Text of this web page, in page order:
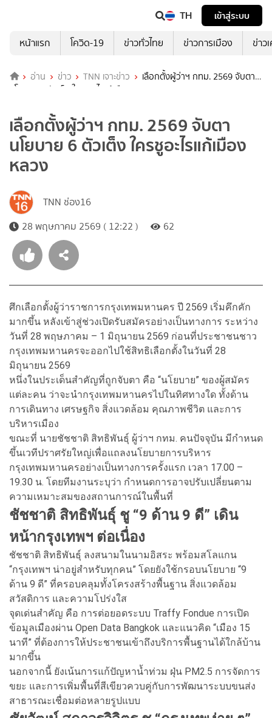
TH
เข้าสู่ระบบ
หน้าแรก
โควิด-19 ข่าวทั่วไทย ข่าวการเมือง ข่าว
อ่าน ข่าว TNN เจาะข่าว
เลือกตั้งผู้ว่าฯ กทม. 2569 จับตา
นโยบาย 6 ตัวเต็ง ใครชูอะไรแก้เมืองหลวง
เลือกตั้งผู้ว่าฯ กทม. 2569 จับตา
นโยบาย 6 ตัวเต็ง ใครชูอะไรแก้เมือง
หลวง
TNN ช่อง16
28 พฤษภาคม 2569 ( 12:22 )
62
ศึกเลือกตั้งผู้ว่าราชการกรุงเทพมหานคร ปี 2569 เริ่มคึกคัก
มากขึ้น หลังเข้าสู่ช่วงเปิดรับสมัครอย่างเป็นทางการ ระหว่าง
วันที่ 28 พฤษภาคม – 1 มิถุนายน 2569 ก่อนที่ประชาชนชาว
กรุงเทพมหานครจะออกไปใช้สิทธิเลือกตั้งในวันที่ 28
มิถุนายน 2569
หนึ่งในประเด็นสำคัญที่ถูกจับตา คือ “นโยบาย” ของผู้สมัคร
แต่ละคน ว่าจะนำกรุงเทพมหานครไปในทิศทางใด ทั้งด้าน
การเดินทาง เศรษฐกิจ สิ่งแวดล้อม คุณภาพชีวิต และการ
บริหารเมือง
ขณะที่ นายชัชชาติ สิทธิพันธุ์ ผู้ว่าฯ กทม. คนปัจจุบัน มีกำหนด
ขึ้นเวทีปราศรัยใหญ่เพื่อแถลงนโยบายการบริหาร
กรุงเทพมหานครอย่างเป็นทางการครั้งแรก เวลา 17.00 –
19.30 น. โดยทีมงานระบุว่า กำหนดการอาจปรับเปลี่ยนตาม
ความเหมาะสมของสถานการณ์ในพื้นที่
ชัชชาติ สิทธิพันธุ์ ชู “9 ด้าน 9 ดี” เดิน
หน้ากรุงเทพฯ ต่อเนื่อง
ชัชชาติ สิทธิพันธุ์ ลงสนามในนามอิสระ พร้อมสโลแกน
“กรุงเทพฯ น่าอยู่สำหรับทุกคน” โดยยังใช้กรอบนโยบาย “9
ด้าน 9 ดี” ที่ครอบคลุมทั้งโครงสร้างพื้นฐาน สิ่งแวดล้อม
สวัสดิการ และความโปร่งใส
จุดเด่นสำคัญ คือ การต่อยอดระบบ Traffy Fondue การเปิด
ข้อมูลเมืองผ่าน Open Data Bangkok และแนวคิด “เมือง 15
นาที” ที่ต้องการให้ประชาชนเข้าถึงบริการพื้นฐานได้ใกล้บ้าน
มากขึ้น
นอกจากนี้ ยังเน้นการแก้ปัญหาน้ำท่วม ฝุ่น PM2.5 การจัดการ
ขยะ และการเพิ่มพื้นที่สีเขียวควบคู่กับการพัฒนาระบบขนส่ง
สาธารณะเชื่อมต่อหลายรูปแบบ